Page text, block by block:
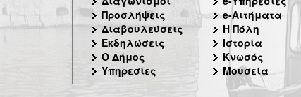
Προσλήψεις
Διαβουλεύσεις
Εκδηλώσεις
Ο Δήμος
Υπηρεσίες
e-Αιτήματα
Η Πόλη
Ιστορία
Κνωσός
Μουσεία